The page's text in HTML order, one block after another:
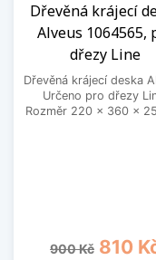
Dřevěná krájecí
Alveus 1064565,
dřezy Line
Dřevěná krájecí deska
Určeno pro dřezy
Rozměr 220 x 360 x
Běžná cena
900 Kč Cena
810